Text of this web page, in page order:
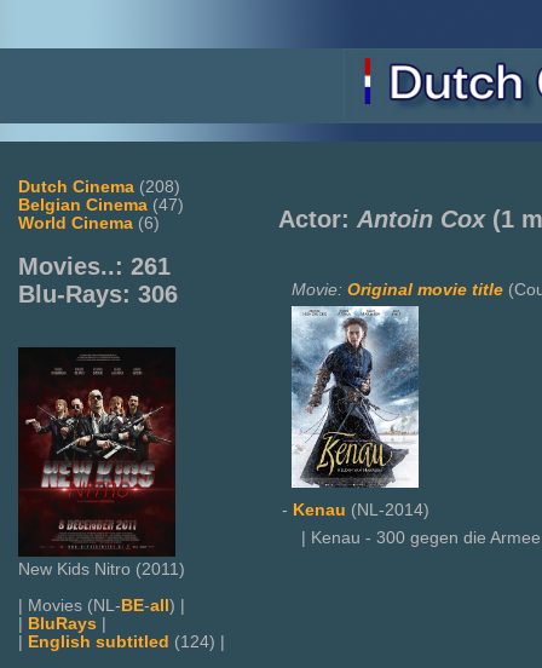
Dutch Cinema (208)
Belgian Cinema (47)
World Cinema (6)
Movies..: 261
Blu-Rays: 306
New Kids Nitro (2011)
| Movies (NL- BE-all ) |
BluRays
English subtitled (124) |
Actor: Antoin Cox(1
Movie: Original movie title
- Kenau (NL-2014)
| Kenau - 300 gegen die